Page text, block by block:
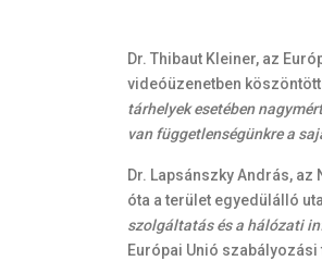
Dr. Thibaut Kleiner, az
videóüzenetben
tárhelyek esetében
van függetlenségünkre a
Dr. Lapsánszky András,
óta a terület egyedülálló
szolgáltatás és a hálózati
Európai Unió szabályozási